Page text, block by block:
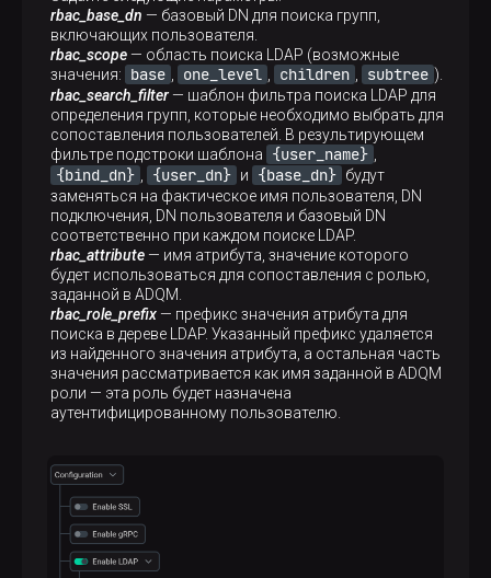
rbac_base_dn — базовый DN для поиска групп,
включающих пользователя.
rbac_scope— область поиска LDAP (возможные
значения:
base one_level children subtree ).
rbac_search_filter— шаблон фильтра поиска LDAP для
определения групп, которые необходимо выбрать для
сопоставления пользователей. В результирующем
фильтре подстроки шаблона
{user_name}
{bind_dn} {user_dn} и {base_dn} будут
заменяться на фактическое имя пользователя, DN
подключения, DN пользователя и базовый DN
соответственно при каждом поиске LDAP.
rbac_attribute— имя атрибута, значение которого
будет использоваться для сопоставления с ролью,
заданной в ADQM.
rbac_role_prefix— префикс значения атрибута для
поиска в дереве LDAP. Указанный префикс удаляется
из найденного значения атрибута, а остальная часть
значения рассматривается как имя заданной в ADQM
роли — эта роль будет назначена
аутентифицированному пользователю.